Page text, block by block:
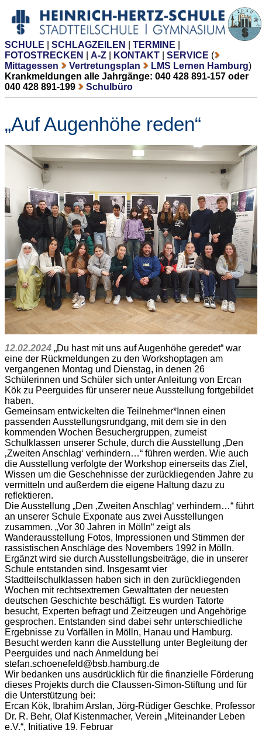
SCHULE SCHLAGZEILEN TERMINE
FOTOSTRECKEN
A-Z KONTAKT SERVICE (
Mittagessen
Vertretungsplan LMS Lernen Hamburg)
Krankmeldungen alle Jahrgänge: 040 428 891-157 oder
040 428 891-199
Schulbüro
„Auf Augenhöhe reden“
12.02.2024 „Du hast mit uns auf Augenhöhe geredet“ war
eine der Rückmeldungen zu den Workshoptagen am
vergangenen Montag und Dienstag, in denen 26
Schülerinnen und Schüler sich unter Anleitung von Ercan
Kök zu Peerguides für unserer neue Ausstellung fortgebildet
haben.
Gemeinsam entwickelten die Teilnehmer*Innen einen
passenden Ausstellungsrundgang, mit dem sie in den
kommenden Wochen Besuchergruppen, zumeist
Schulklassen unserer Schule, durch die Ausstellung „Den
‚Zweiten Anschlag‘ verhindern…“ führen werden. Wie auch
die Ausstellung verfolgte der Workshop einerseits das Ziel,
Wissen um die Geschehnisse der zurückliegenden Jahre zu
vermitteln und außerdem die eigene Haltung dazu zu
reflektieren.
Die Ausstellung „Den ‚Zweiten Anschlag‘ verhindern…“ führt
an unserer Schule Exponate aus zwei Ausstellungen
zusammen. „Vor 30 Jahren in Mölln“ zeigt als
Wanderausstellung Fotos, Impressionen und Stimmen der
rassistischen Anschläge des Novembers 1992 in Mölln.
Ergänzt wird sie durch Ausstellungsbeiträge, die in unserer
Schule entstanden sind. Insgesamt vier
Stadtteilschulklassen haben sich in den zurückliegenden
Wochen mit rechtsextremen Gewalttaten der neuesten
deutschen Geschichte beschäftigt. Es wurden Tatorte
besucht, Experten befragt und Zeitzeugen und Angehörige
gesprochen. Entstanden sind dabei sehr unterschiedliche
Ergebnisse zu Vorfällen in Mölln, Hanau und Hamburg.
Besucht werden kann die Ausstellung unter Begleitung der
Peerguides und nach Anmeldung bei
stefan.schoenefeld@bsb.hamburg.de
Wir bedanken uns ausdrücklich für die finanzielle Förderung
dieses Projekts durch die Claussen-Simon-Stiftung und für
die Unterstützung bei:
Ercan Kök, Ibrahim Arslan, Jörg-Rüdiger Geschke, Professor
Dr. R. Behr, Olaf Kistenmacher, Verein „Miteinander Leben
e.V.“, Initiative 19. Februar